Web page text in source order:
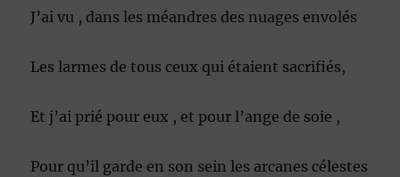
J’ai vu , dans les méandres des nuages envolés
Les larmes de tous ceux qui étaient sacrifiés,
Et j’ai prié pour eux , et pour l’ange de soie ,
Pour qu’il garde en son sein les arcanes célestes